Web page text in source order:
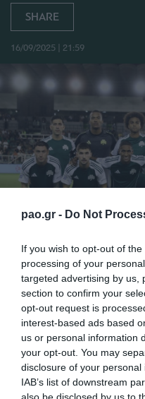
pao.gr - Do Not
If you wish to opt-out of
processing of your
targeted advertising by us,
section to confirm your
opt-out request is
interest-based ads based
us or personal information
your opt-out. You may
disclosure of your
IAB’s list of downstream
also be disclosed by us to
SHARE
16/09/2025 | 21:59
«Η εικόνα μας στους
Λεβαδειακό δεν ήταν
Παναθηναϊκό, αλλά
ποδοσφαιριστές του
ευθύνες μας.